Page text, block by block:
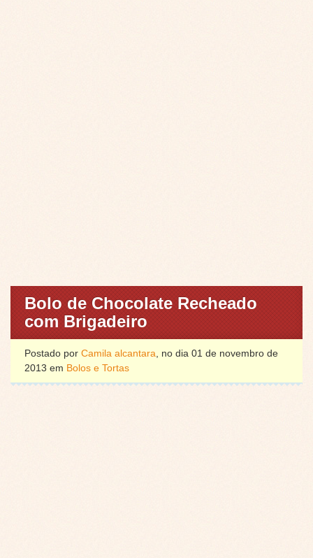
Bolo de Chocolate Recheado
com Brigadeiro
Postado por Camila alcantara, no dia 01 de novembro de
2013 em Bolos e Tortas